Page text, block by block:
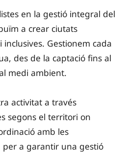
en la gestió integral del
a crear ciutats
inclusives. Gestionem cada
des de la captació fins al
medi ambient.
activitat a través
segons el territori on
amb les
per a garantir una gestió